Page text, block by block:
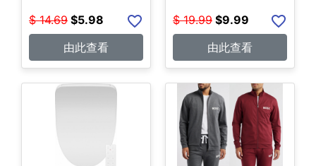
$ 14.69 $5.98
由此查看
$ 19.99 $9.99
由此查看